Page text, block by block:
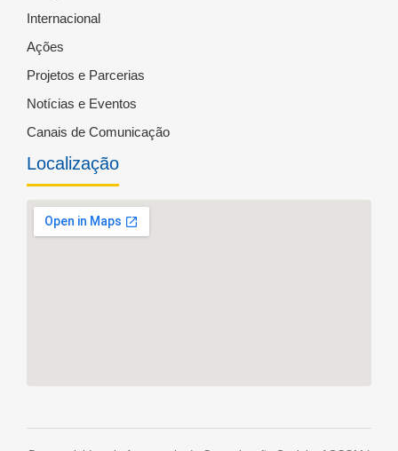
Internacional
Ações
Projetos e Parcerias
Notícias e Eventos
Canais de Comunicação
Localização